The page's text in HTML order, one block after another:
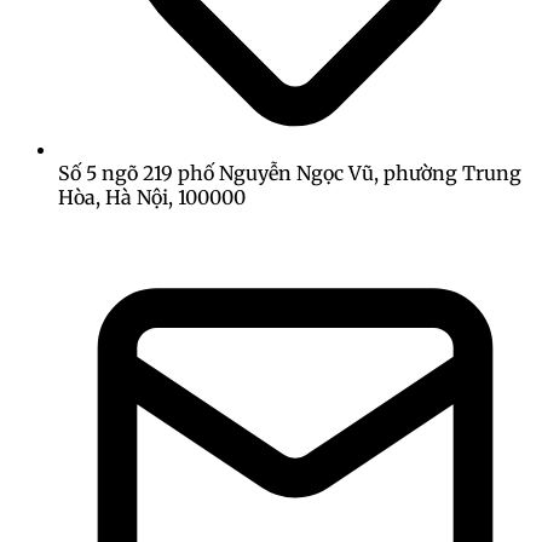
Số 5 ngõ 219 phố Nguyễn Ngọc Vũ, phường Trung
Hòa, Hà Nội, 100000